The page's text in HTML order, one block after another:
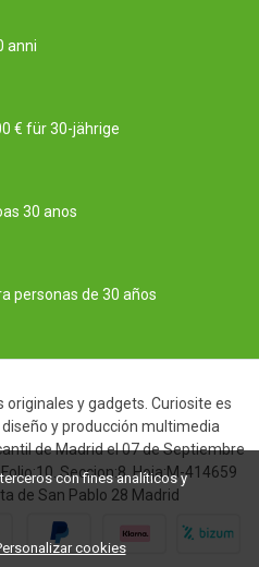
anni
€ für 30-jährige
30 anos
personas de 30 años
y gadgets. Curiosite es
y producción multimedia
de Madrid el 07 de Septiembre
Seccion:8. Hoja:M-414659
de San Pablo 28 Madrid
con fines analíticos y
cookies